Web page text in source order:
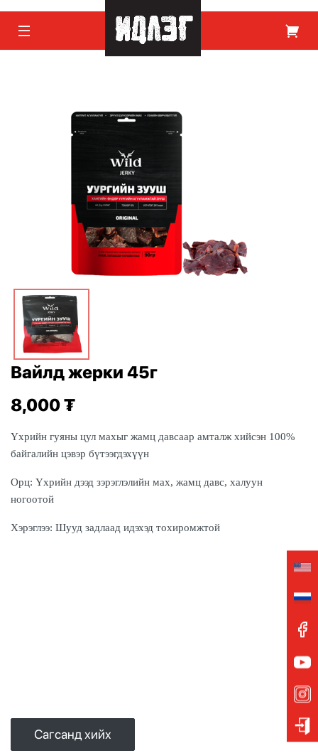
Вайлд жерки 45г
8,000₮
Үхрийн гуяны цул махыг жамц давсаар амталж хийсэн 100%
байгалийн цэвэр бүтээгдэхүүн
Орц: Үхрийн дээд зэрэглэлийн мах, жамц давс, халуун
ногоотой
Хэрэглээ: Шууд задлаад идэхэд тохиромжтой
Сагсанд хийх